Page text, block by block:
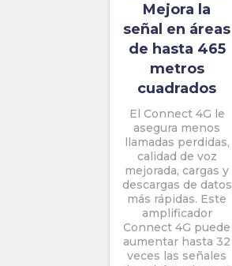
Mejora la
señal en áreas
de hasta 465
metros
cuadrados
El Connect 4G le
asegura menos
llamadas perdidas,
calidad de voz
mejorada, cargas y
descargas de datos
más rápidas. Este
amplificador
Connect 4G puede
aumentar hasta 32
veces las señales